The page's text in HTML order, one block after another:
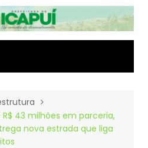
43 milhões em parceria,
nova estrada que liga